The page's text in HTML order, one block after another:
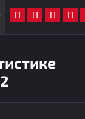
П П П П